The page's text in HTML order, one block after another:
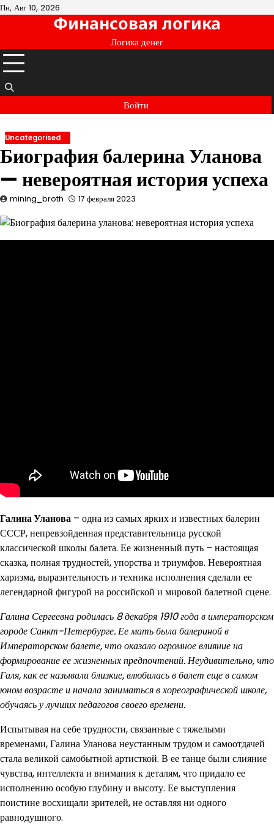
Перейти
Пн, Авг 10, 2026
Финансовая логика
Логика денег
Войти
Uncategorised
Биография балерина Уланова
— невероятная история успеха
mining_broth 17 февраля 2023
Галина Уланова – одна из самых ярких и известных балерин
СССР, непревзойденная представительница русской
классической школы балета. Ее жизненный путь – настоящая
сказка, полная трудностей, упорства и триумфов. Невероятная
харизма, выразительность и техника исполнения сделали ее
легендарной фигурой на российской и мировой балетной сцене.
Галина Сергеевна родилась 8 декабря 1910 года в императорском
городе Санкт-Петербурге. Ее мать была балериной в
Императорском балете, что оказало огромное влияние на
формирование ее жизненных предпочтений. Неудивительно, что
Галя, как ее называли близкие, влюбилась в балет еще в самом
юном возрасте и начала заниматься в хореографической школе,
обучаясь у лучших педагогов своего времени.
Испытывая на себе трудности, связанные с тяжелыми
временами, Галина Уланова неустанным трудом и самоотдачей
стала великой самобытной артисткой. В ее танце были слияние
чувства, интеллекта и внимания к деталям, что придало ее
исполнению особую глубину и высоту. Ее выступления
поистине восхищали зрителей, не оставляя ни одного
равнодушного.